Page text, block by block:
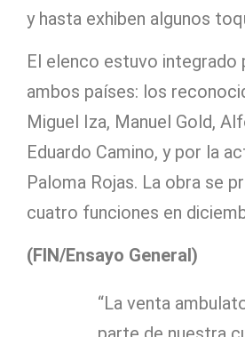
y hasta exhiben algunos
El elenco estuvo integrado
ambos países: los
Miguel Iza, Manuel Gold,
Eduardo Camino, y por la
Paloma Rojas. La obra se
cuatro funciones en
(FIN/Ensayo General)
“La venta